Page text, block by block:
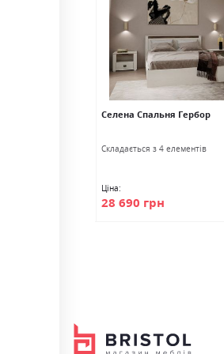
Селена Спальня Гербор
Cкладається з 4 елементів
Ціна:
28 690 грн